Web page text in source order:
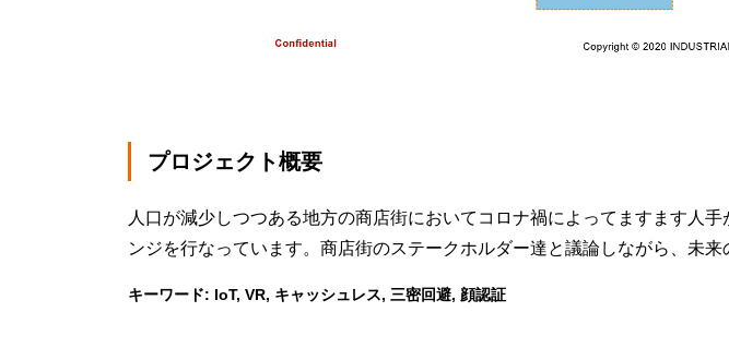
プロジェクト概要
人口が減少しつつある地方の商店街においてコロナ禍によってますます人
ンジを行なっています。商店街のステークホルダー達と議論しながら、未
キーワード: IoT, VR, キャッシュレス, 三密回避, 顔認証